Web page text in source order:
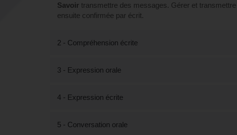
Savoir transmettre des messages. Gérer et
ensuite confirmée par écrit.
2 - Compréhension écrite
3 - Expression orale
4 - Expression écrite
5 - Conversation orale